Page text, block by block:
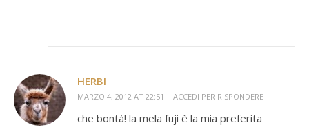
HERBI
MARZO 4, 2012 AT 22:51 ACCEDI PER RISPONDERE
che bontà! la mela fuji è la mia preferita